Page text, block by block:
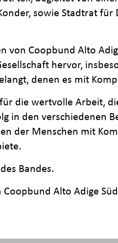
sowie Stadtrat
Coopbund Alto
hervor,
denen es mit
die wertvolle Arbeit,
in den verschiedenen
der Menschen mit
Bandes.
Alto Adige